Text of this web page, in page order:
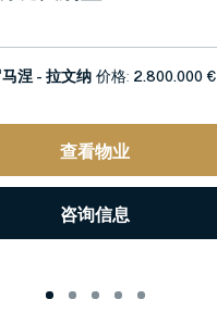
涅 - 拉文纳价格: 2.800.000 €
查看物业
咨询信息